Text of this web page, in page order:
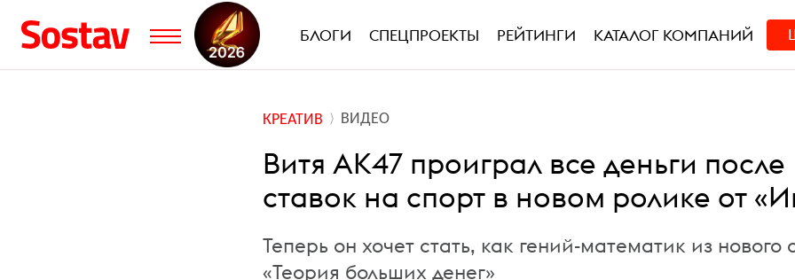
БЛОГИ СПЕЦПРОЕКТЫ РЕЙТИНГИ КАТАЛОГ КОМПАНИЙ
КРЕАТИВ ВИДЕО
Витя АК47 проиграл все деньги после
ставок на спорт в новом ролике от
Теперь он хочет стать, как гений-математик из нового
«Теория больших денег»